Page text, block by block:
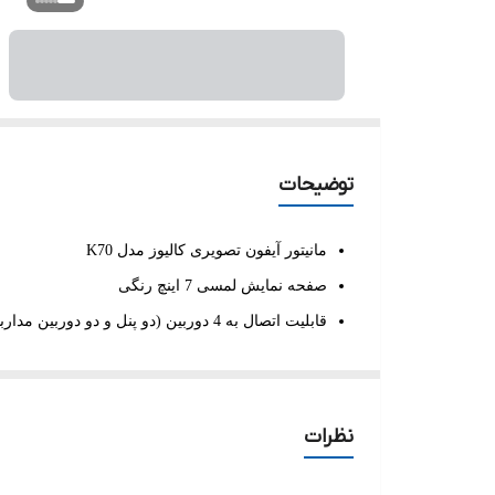
توضیحات
مانیتور آیفون تصویری کالیوز مدل K70
صفحه نمایش لمسی 7 اینچ رنگی
قابلیت اتصال به 4 دوربین (دو پنل و دو دوربین مداربسته)
16 ملودی زنگ متنوع
پنل نفیس ساده یا کارتی
نظرات